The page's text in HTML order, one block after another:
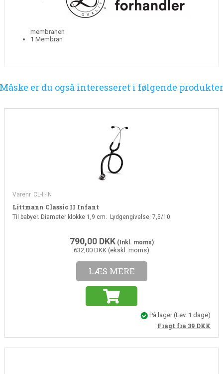
membranen
1 Membran
Måske er du også interesseret i følgende produkter
Varenr. CL-II-IN
Littmann Classic II Infant
Til babyer. Diameter klokke 1,9 cm. Lydgengivelse: 7,5/10.
790,00 DKK(Inkl. moms)
632,00 DKK (ekskl. moms)
LÆS MERE
På lager(Lev. 1 dage)
Fragt fra 39 DKK